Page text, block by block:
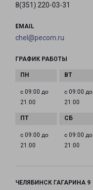
8(351) 220-03-31
EMAIL
chel@pecom.ru
ГРАФИК РАБОТЫ
с 09:00 до
21:00
с 09:00 до
21:00
с 09:00 до
21:00
с 09:00 до
21:00
ЧЕЛЯБИНСК ГАГАРИНА 9